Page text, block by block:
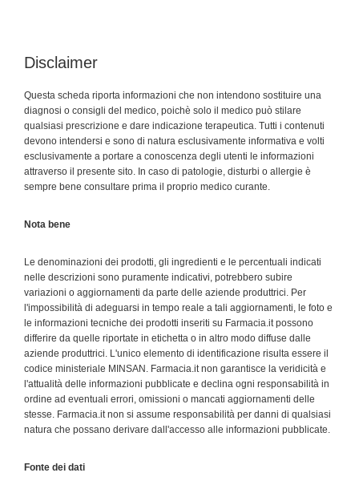
Disclaimer
Questa scheda riporta informazioni che non intendono sostituire una
diagnosi o consigli del medico, poichè solo il medico può stilare
qualsiasi prescrizione e dare indicazione terapeutica. Tutti i contenuti
devono intendersi e sono di natura esclusivamente informativa e volti
esclusivamente a portare a conoscenza degli utenti le informazioni
attraverso il presente sito. In caso di patologie, disturbi o allergie è
sempre bene consultare prima il proprio medico curante.
Nota bene
Le denominazioni dei prodotti, gli ingredienti e le percentuali indicati
nelle descrizioni sono puramente indicativi, potrebbero subire
variazioni o aggiornamenti da parte delle aziende produttrici. Per
l'impossibilità di adeguarsi in tempo reale a tali aggiornamenti, le foto e
le informazioni tecniche dei prodotti inseriti su Farmacia.it possono
differire da quelle riportate in etichetta o in altro modo diffuse dalle
aziende produttrici. L'unico elemento di identificazione risulta essere il
codice ministeriale MINSAN. Farmacia.it non garantisce la veridicità e
l'attualità delle informazioni pubblicate e declina ogni responsabilità in
ordine ad eventuali errori, omissioni o mancati aggiornamenti delle
stesse. Farmacia.it non si assume responsabilità per danni di qualsiasi
natura che possano derivare dall'accesso alle informazioni pubblicate.
Fonte dei dati